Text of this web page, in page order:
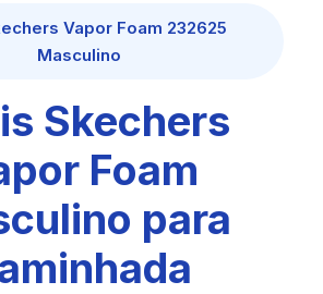
Vapor Foam 232625
Masculino
Skechers
Foam
para